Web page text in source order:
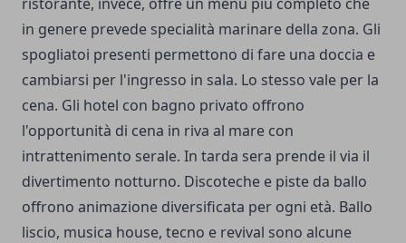
in genere prevede specialità marinare della zona. Gli
spogliatoi presenti permettono di fare una doccia e
cambiarsi per l'ingresso in sala. Lo stesso vale per la
cena. Gli hotel con bagno privato offrono
l'opportunità di cena in riva al mare con
intrattenimento serale. In tarda sera prende il via il
divertimento notturno. Discoteche e piste da ballo
offrono animazione diversificata per ogni età. Ballo
liscio, musica house, tecno e revival sono alcune